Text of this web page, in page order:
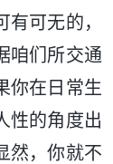
可无的，
咱们所交通
你在日常生
性的角度出
然，你就不